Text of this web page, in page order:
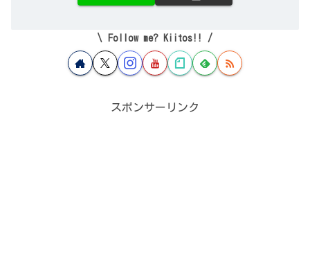
Follow me? Kiitos!!
スポンサーリンク